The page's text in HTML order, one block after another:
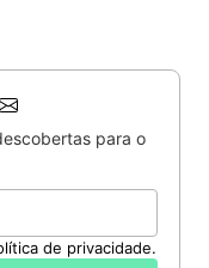
para o
de privacidade.